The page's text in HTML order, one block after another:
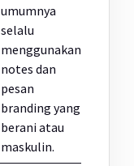
umumnya
selalu
menggunakan
notes dan
pesan
branding yang
berani atau
maskulin.